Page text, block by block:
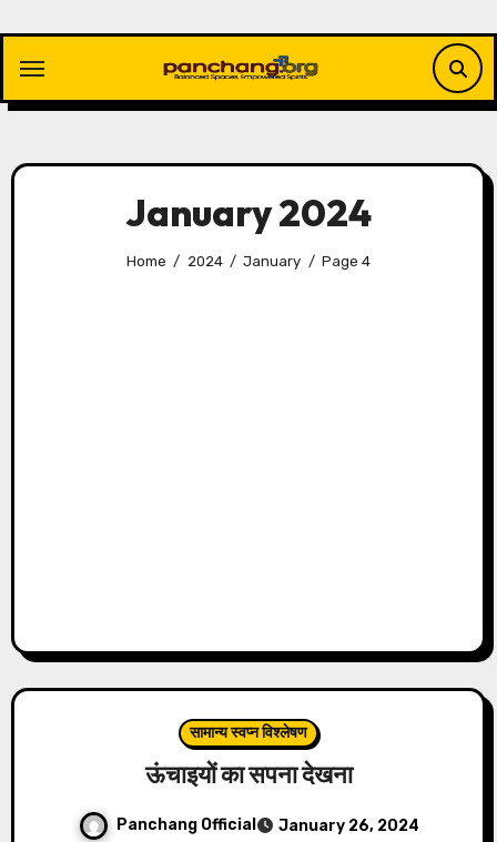
content
January 2024
Home 2024 January Page 4
सामान्य स्वप्न विश्लेषण
ऊंचाइयों का सपना देखना
Panchang Official January 26, 2024